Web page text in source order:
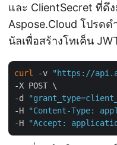
และ ClientSecret ที่ดึ
Aspose.Cloud โปรดด
นัลเพื่อสร้างโทเค็น
curl -v "https://
-X POST \
-d
-H
"Content-Type:
-H
"Accept: